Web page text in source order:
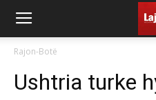
Rajon-Botë
Ushtria turke